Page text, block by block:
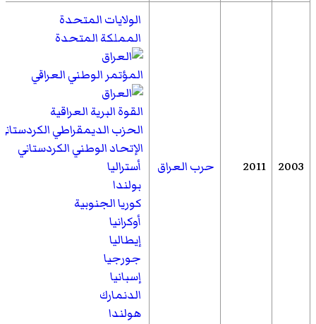
2003
2011 حرب العراق
الولايات المتحدة
المملكة المتحدة
المؤتمر الوطني العراقي
القوة البرية العراقية
الحزب الديمقراطي
الإتحاد الوطني الكردستاني
أستراليا
بولندا
كوريا الجنوبية
أوكرانيا
إيطاليا
جورجيا
إسبانيا
الدنمارك
هولندا